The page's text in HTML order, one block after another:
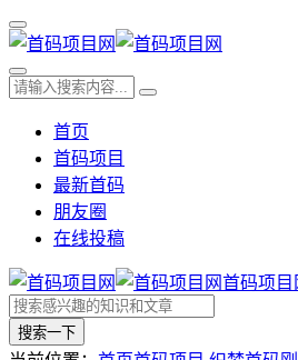
首页
首码项目
最新首码
朋友圈
在线投稿
首码项目
搜索一下